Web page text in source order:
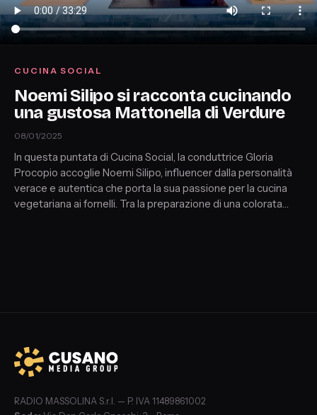
CUCINA SOCIAL
Noemi Silipo si racconta cucinando
una gustosa Mattonella di Verdure
08/01/2025
In questa puntata di Cucina Social, la conduttrice Gloria
Procopio accoglie Noemi Silipo, influencer dalla personalità
verace e autentica che porta la sua passione per la cucina
vegetariana ai fornelli. Tra la preparazione di una colorata
RADIO MASSOLINA S.r.l. — P. IVA 11489861002